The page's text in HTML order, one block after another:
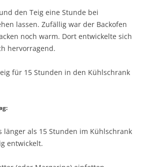
den Teig eine Stunde bei
lassen. Zufällig war der Backofen
noch warm. Dort entwickelte sich
hervorragend.
für 15 Stunden in den Kühlschrank
länger als 15 Stunden im Kühlschrank
entwickelt.